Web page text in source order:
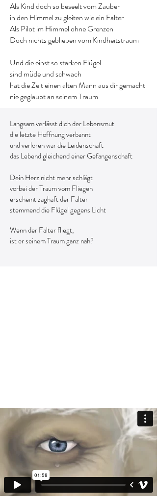
Langsam verlässt dich der Lebensmut
die letzte Hoffnung verbannt
und verloren war die Leidenschaft
das Lebend gleichend einer Gefangenschaft
Dein Herz nicht mehr schlägt
vorbei der Traum vom Fliegen
erscheint zaghaft der Falter
stemmend die Flügel gegens Licht
Wenn der Falter fliegt,
ist er seinem Traum ganz nah?
Als Kind doch so beseelt vom Zauber
in den Himmel zu gleiten wie ein Falter
Als Pilot im Himmel ohne Grenzen
Doch nichts geblieben vom Kindheitstraum
Und die einst so starken Flügel
sind müde und schwach
hat die Zeit einen alten Mann aus dir gemacht
nie geglaubt an seinem Traum